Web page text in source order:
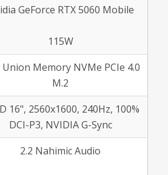
GeForce RTX 5060 Mobile
115W
Union Memory NVMe PCIe 4.0
M.2
16", 2560x1600, 240Hz, 100%
DCI-P3, NVIDIA G-Sync
2.2 Nahimic Audio